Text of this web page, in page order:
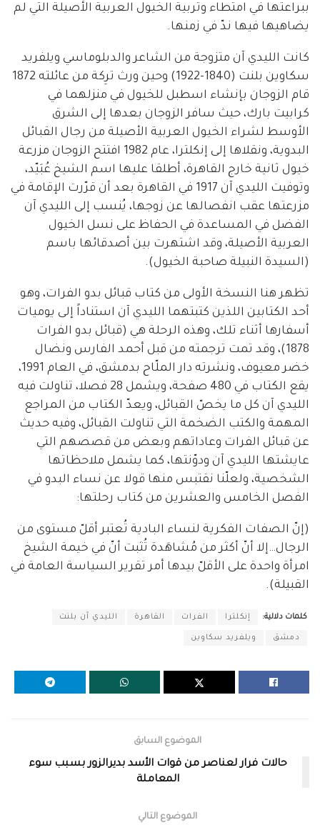
ببراعتها في امتطاء وتربية الخيول العربية الأصيلة التي لم
يضاهيها فيها ندّ في زمنها.
كانت الليدي آن متزوجة من الشاعر والدبلوماسي ويلفريد
سكاوين بلنت (1840-1922) وحين ورث ترِكة من عائلته 1872
قام الزوجان بإنشاء اسطبل للخيول في منزلهما في
كرابيت بارك، حيث سافر الزوجان بعدها إلى الشرق
الأوسط لشراء الخيول العربية الأصيلة من رجال القبائل
البدوية، ونقلاها إلى إنكلترا، عام 1982 افتتح الزوجان مزرعة
خيول ثانية خارج القاهرة، أطلقا عليها اسم الشيخ عُبَيّد،
وتوفيت الليدي آن 1917 في القاهرة بعد أن قرّرت الإقامة في
مزرعتها عقب انفصالها عن زوجها، يُنسب إلى الليدي آن
الفضل في المساعدة في الحفاظ على نسل الخيول
العربية الأصيلة، وقد اشتهرت بين أصدقائها باسم
(السيدة النبيلة صاحبة الخيول).
تظهر هنا النسخة الأولى من كتاب قبائل بدو الفرات، وهو
أحد الكتابين اللذين كتبتهما الليدي آن استناداً إلى يوميات
أسفارها أثناء تلك، وهذه الرحلة هي (قبائل بدو الفرات
1878)، وقد تمت ترجمته من قبل أحمد الفارس ونضال
خضر معيوف، ونشرته دار الملّاح بدمشق، في العام 1991،
يقع الكتاب في 480 صفحة، ويشمل 28 فصلا، تناولت فيه
الليدي آن كل ما يخصّ القبائل، ويعدّ الكتاب من المراجع
المهمة والكتب الضخمة التي تناولت القبائل، وفيه حديث
عن قبائل الفرات وعاداتهم وبعض من قصصهم التي
عايشتها الليدي آن ودوّنتها، كما يشمل ملاحظاتها
الشخصية، ولعلّنا نقتبس منها قولا عن نساء البدو في
الفصل الخامس والعشرين من كتاب رحلتها:
(إنّ الصفات الفكرية لنساء البادية تُعتبر أقلّ مستوى من
الرجال…إلا أنّ أكثر من مُشاهَدة تُثبت أنّ في خيمة الشيخ
امرأة واحدة على الأقلّ بيدها أمر تقرير السياسة العامة في
القبيلة).
كلمات دلالية: إنكلترا الفرات القاهرة الليدي آن بلنت
دمشق ويلفريد سكاوين
الموضوع السابق
حالات فرار لعناصر من قوات الأسد بديرالزور بسبب سوء
المعاملة
الموضوع التالي